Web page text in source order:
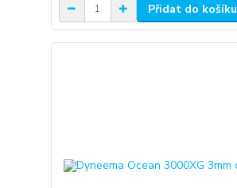
Přidat do košíku